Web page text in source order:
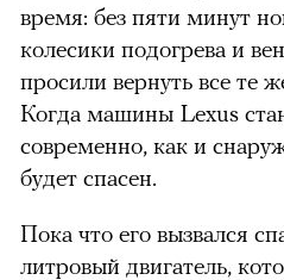
время: без пяти минут
колесики подогрева и
просили вернуть все те
Когда машины Lexus
современно, как и
будет спасен.
Пока что его вызвался
литровый двигатель,